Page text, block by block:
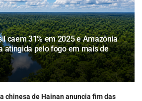
caem 31% em 2025 e Amazônia
atingida pelo fogo em mais de
chinesa de Hainan anuncia fim das